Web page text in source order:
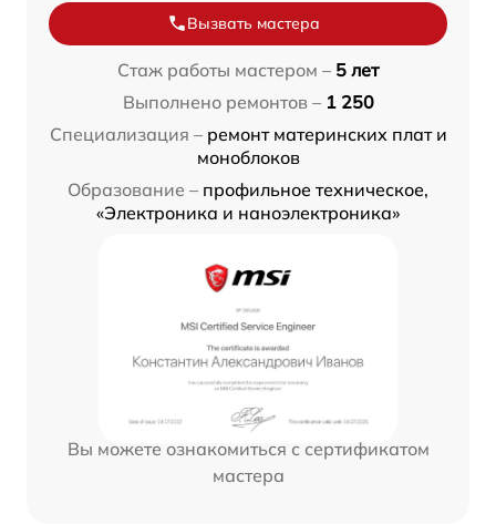
Вызвать мастера
Стаж работы мастером – 5 лет
Выполнено ремонтов – 1 250
Специализация – ремонт материнских плат и
моноблоков
Образование – профильное техническое,
«Электроника и наноэлектроника»
Вы можете ознакомиться с сертификатом
мастера